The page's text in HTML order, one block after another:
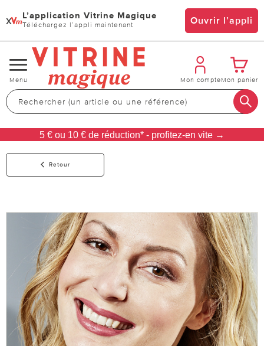
x L’application Vitrine Magique
Téléchargez l’appli maintenant Ouvrir l’appli
Changer
de
navigation
Menu Mon compteMon panier
5 € ou 10 € de réduction* - profitez-en vite →
Retour